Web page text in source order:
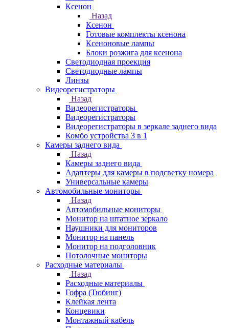
Ксенон
Назад
Ксенон
Готовые комплекты ксенона
Ксеноновые лампы
Блоки розжига для ксенона
Светодиодная проекция
Светодиодные лампы
Линзы
Видеорегистраторы
Назад
Видеорегистраторы
Видеорегистраторы
Видеорегистраторы в зеркале заднего вида
Комбо устройства 3 в 1
Камеры заднего вида
Назад
Камеры заднего вида
Адаптеры для камеры в подсветку номера
Универсальные камеры
Автомобильные мониторы
Назад
Автомобильные мониторы
Монитор на штатное зеркало
Наушники для мониторов
Монитор на панель
Монитор на подголовник
Потолочные мониторы
Расходные материалы
Назад
Расходные материалы
Гофра (Тюбинг)
Клейкая лента
Концевики
Монтажный кабель